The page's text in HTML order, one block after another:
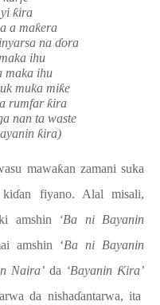
ƙira
a maƙera
na ɗora
ihu
maka ihu
muka miƙe
rumfarƙira
nan ta waste
ƙira)
mawaƙan zamani suka
kiɗan fiyano. Alal misali,
amshin ‘Ba ni Bayanin
amshin ‘Ba ni Bayanin
Naira’ da ‘Bayanin Ƙira’
da nishaɗantarwa, ita